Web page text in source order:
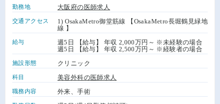
勤務地 大阪府の医師求人
交通アクセス
1) OsakaMetro御堂筋線 【OsakaMetro長堀鶴見緑地
線 】
給与
週5日 【給与】 年収 2,000万円～ ※未経験の場合
週5日 【給与】 年収 2,500万円～ ※経験者の場合
施設形態 クリニック
科目 美容外科の医師求人
職務内容 外来、手術